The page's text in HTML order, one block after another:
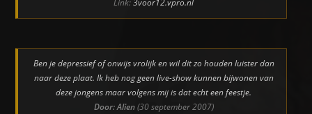
Link:3voor12.vpro.nl
Ben je depressief of onwijs vrolijk en wil dit zo houden luister dan
naar deze plaat. Ik heb nog geen live-show kunnen bijwonen van
deze jongens maar volgens mij is dat echt een feestje.
Door: Alien(30 september 2007)